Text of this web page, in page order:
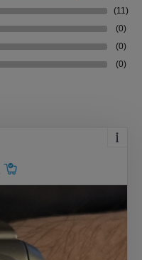
(11)
(0)
(0)
(0)